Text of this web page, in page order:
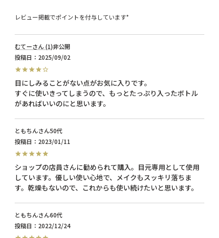
レビュー掲載でポイントを付与しています*
むてー 1 非公開
投稿日
2025/09/02
目にしみることがない点がお気に入りです。
すぐに使いきってしまうので、もっとたっぷり入ったボトル
があればいいのにと思います。
ともちん
50代
投稿日
2023/01/11
ショップの店員さんに勧められて購入。目元専用として使用
しています。優しい使い心地で、メイクもスッキリ落ちま
す。乾燥もないので、これからも使い続けたいと思います。
ともちん
60代
投稿日
2022/12/24